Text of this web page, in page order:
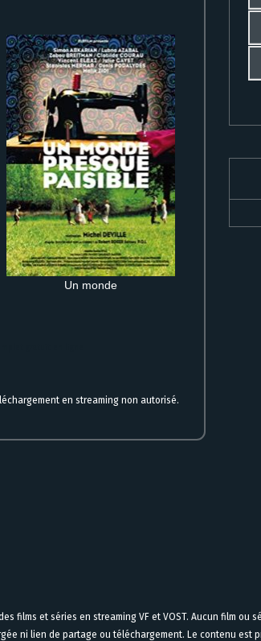
Un monde
en streaming non autorisé.
films et séries en streaming VF et VOST. Aucun film ou
ni lien de partage ou téléchargement. Le contenu est